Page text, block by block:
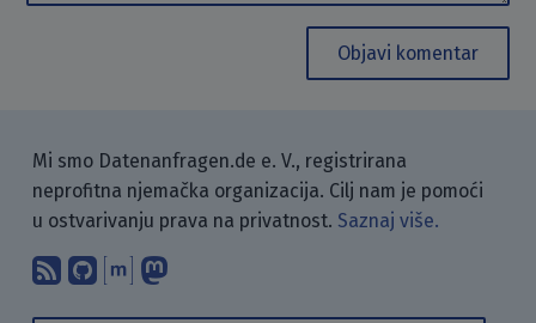
Objavi komentar
Mi smo Datenanfragen.de e. V., registrirana
neprofitna njemačka organizacija. Cilj nam je pomoći
u ostvarivanju prava na privatnost. Saznaj više.
Pretplati se na naš blog koristeći
Pronađi nas na GitHubu.
Raspravljaj s nama putem